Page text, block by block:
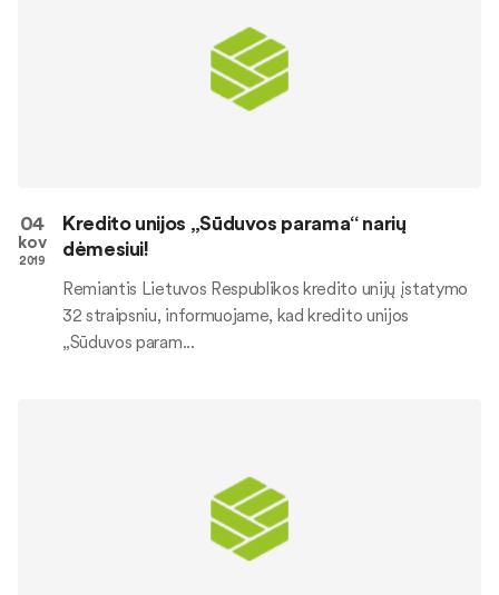
04
kov
2019
Kredito unijos „Sūduvos parama“ narių
dėmesiui!
Remiantis Lietuvos Respublikos kredito unijų įstatymo
32 straipsniu, informuojame, kad kredito unijos
„Sūduvos param...